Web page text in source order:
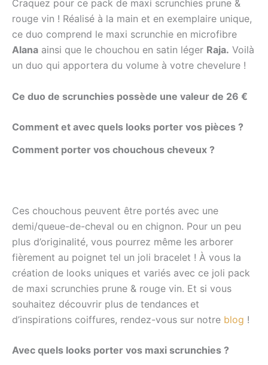
Craquez pour ce pack de maxi scrunchies prune &
rouge vin ! Réalisé à la main et en exemplaire unique,
ce duo comprend le maxi scrunchie en microfibre
Alana ainsi que le chouchou en satin léger Raja. Voilà
un duo qui apportera du volume à votre chevelure !
Ce duo de scrunchies possède une valeur de 26 €
Comment et avec quels looks porter vos pièces ?
Comment porter vos chouchous cheveux ?
Ces chouchous peuvent être portés avec une
demi/queue-de-cheval ou en chignon. Pour un peu
plus d’originalité, vous pourrez même les arborer
fièrement au poignet tel un joli bracelet ! À vous la
création de looks uniques et variés avec ce joli pack
de maxi scrunchies prune & rouge vin. Et si vous
souhaitez découvrir plus de tendances et
d’inspirations coiffures, rendez-vous sur notre blog !
Avec quels looks porter vos maxi scrunchies ?